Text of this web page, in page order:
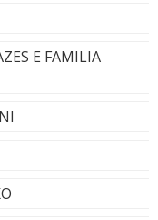
E FAMILIA